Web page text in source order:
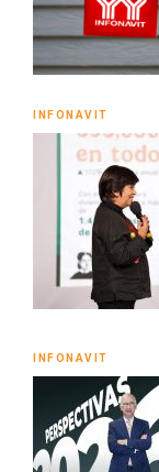
INFONAVIT
INFONAVIT